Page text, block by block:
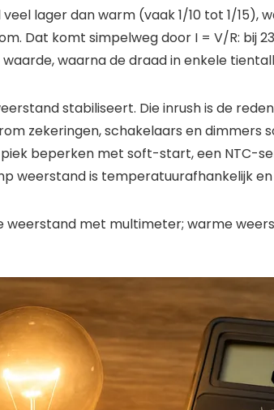
lager dan warm (vaak 1/10 tot 1/15),
Dat komt simpelweg door I = V/R: bij
waarna de draad in enkele
stabiliseert. Die inrush is de
zekeringen, schakelaars en dimmers
beperken met soft-start, een NTC-
weerstand is temperatuurafhankelijk
weerstand met multimeter; warme